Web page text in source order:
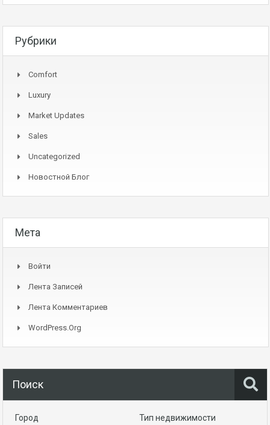
Рубрики
Comfort
Luxury
Market Updates
Sales
Uncategorized
Новостной Блог
Мета
Войти
Лента Записей
Лента Комментариев
WordPress.org
Поиск
Город Тип недвижимости